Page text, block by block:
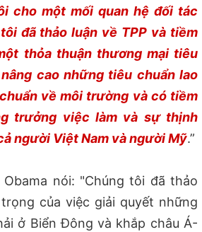
cho một mối quan hệ đối tác
đã thảo luận về TPP và tiềm
thỏa thuận thương mại tiêu
cao những tiêu chuẩn lao
về môi trường và có tiềm
trưởng việc làm và sự thịnh
người Việt Nam và người Mỹ.”
nói: "Chúng tôi đã thảo
của việc giải quyết những
ở Biển Đông và khắp châu Á-